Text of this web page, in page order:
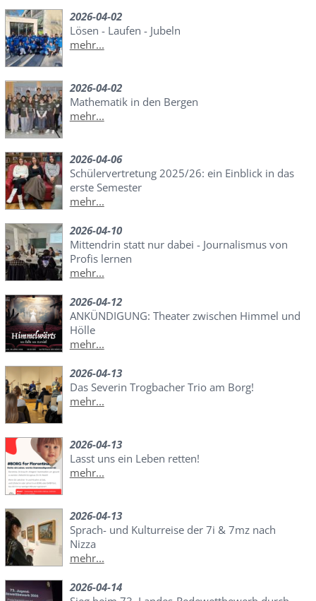
2026-04-02
Lösen - Laufen - Jubeln
mehr...
2026-04-02
Mathematik in den Bergen
mehr...
2026-04-06
Schülervertretung 2025/26: ein Einblick in das
erste Semester
mehr...
2026-04-10
Mittendrin statt nur dabei - Journalismus von
Profis lernen
mehr...
2026-04-12
ANKÜNDIGUNG: Theater zwischen Himmel und
Hölle
mehr...
2026-04-13
Das Severin Trogbacher Trio am Borg!
mehr...
2026-04-13
Lasst uns ein Leben retten!
mehr...
2026-04-13
Sprach- und Kulturreise der 7i & 7mz nach
Nizza
mehr...
2026-04-14